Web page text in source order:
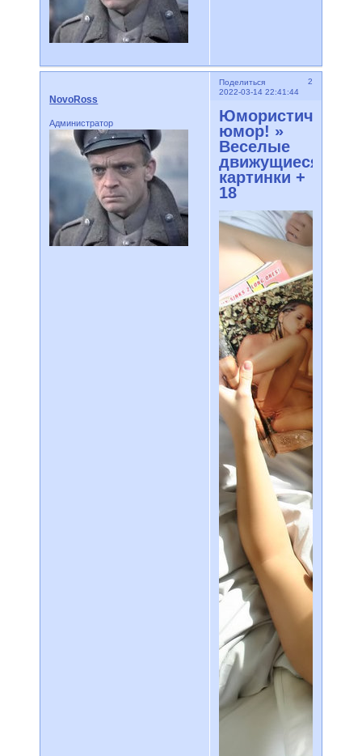
Поделиться
2
2022-03-14 22:41:44
NovoRoss
Администратор
Юмористический
юмор! »
Веселые
движущиеся
картинки +
18